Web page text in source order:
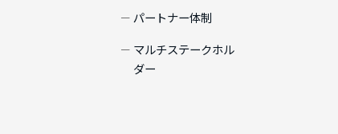
パートナー体制
マルチステークホル
ダー